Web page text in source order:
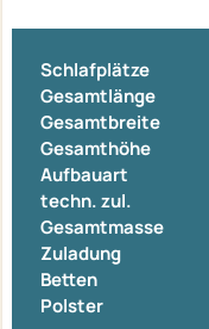
Schlafplätze
Gesamtlänge
Gesamtbreite
Gesamthöhe
Aufbauart
techn. zul.
Gesamtmasse
Zuladung
Betten
Polster